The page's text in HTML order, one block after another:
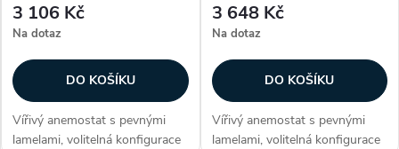
3 106 Kč
Na dotaz
DO KOŠÍKU
Vířivý anemostat s pevnými
lamelami, volitelná konfigurace
3 648 Kč
Na dotaz
DO KOŠÍKU
Vířivý anemostat s pevnými
lamelami, volitelná konfigurace